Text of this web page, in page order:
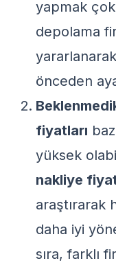
yapmak
depolama
önceden
fiyatları
yüksek
nakliye
araştırarak
daha iyi
sıra, farklı